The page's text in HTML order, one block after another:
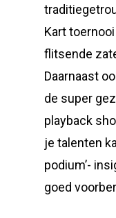
Kart
flitsende
Daarnaast
de super
playback
je talenten
podium’-
goed